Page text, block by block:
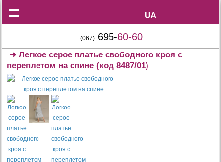
UA
UA
(067) 695-60-60
➜Легкое серое платье свободного кроя с
переплетом на спине (код 8487/01)